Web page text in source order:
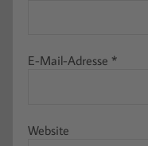
E-Mail-Adresse *
Website